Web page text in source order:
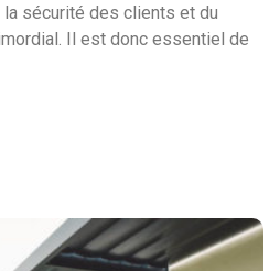
sécurité des clients et du
Il est donc essentiel de